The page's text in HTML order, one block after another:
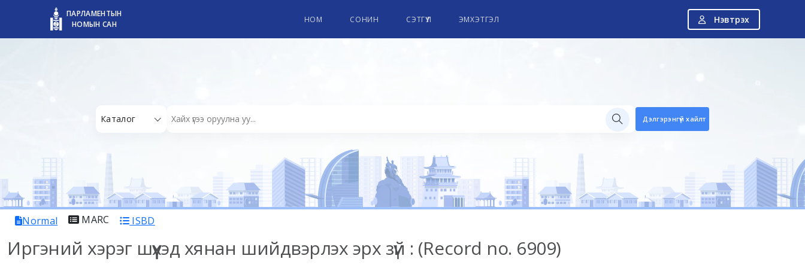
ПАРЛАМЕНТЫН
НОМЫН САН
НОМ СОНИН СЭТГҮҮЛ ЭМХЭТГЭЛ Нэвтрэх
Каталог Дэлгэрэнгүй хайлт
Normal MARC ISBD
Иргэний хэрэг шүүхэд хянан шийдвэрлэх эрх зүй : (Record no. 6909)